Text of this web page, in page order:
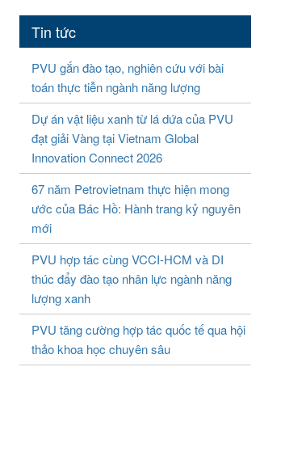
Tin tức
PVU gắn đào tạo, nghiên cứu với bài
toán thực tiễn ngành năng lượng
Dự án vật liệu xanh từ lá dứa của PVU
đạt giải Vàng tại Vietnam Global
Innovation Connect 2026
67 năm Petrovietnam thực hiện mong
ước của Bác Hồ: Hành trang kỷ nguyên
mới
PVU hợp tác cùng VCCI-HCM và DI
thúc đẩy đào tạo nhân lực ngành năng
lượng xanh
PVU tăng cường hợp tác quốc tế qua hội
thảo khoa học chuyên sâu